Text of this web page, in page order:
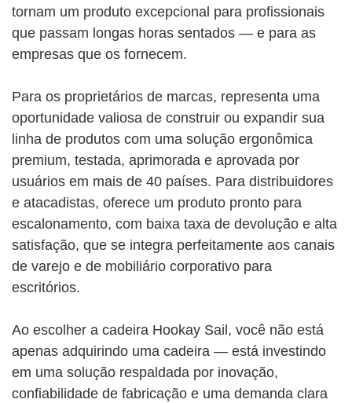
tornam um produto excepcional para profissionais
que passam longas horas sentados — e para as
empresas que os fornecem.
Para os proprietários de marcas, representa uma
oportunidade valiosa de construir ou expandir sua
linha de produtos com uma solução ergonômica
premium, testada, aprimorada e aprovada por
usuários em mais de 40 países. Para distribuidores
e atacadistas, oferece um produto pronto para
escalonamento, com baixa taxa de devolução e alta
satisfação, que se integra perfeitamente aos canais
de varejo e de mobiliário corporativo para
escritórios.
Ao escolher a cadeira Hookay Sail, você não está
apenas adquirindo uma cadeira — está investindo
em uma solução respaldada por inovação,
confiabilidade de fabricação e uma demanda clara